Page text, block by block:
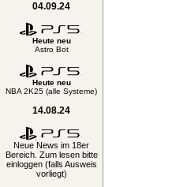
04.09.24
Heute neu
Astro Bot
Heute neu
NBA 2K25 (alle Systeme)
14.08.24
Neue News im 18er
Bereich. Zum lesen bitte
einloggen (falls Ausweis
vorliegt)